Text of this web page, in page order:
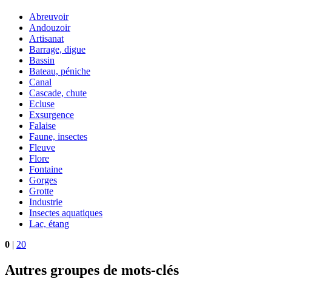
Abreuvoir
Andouzoir
Artisanat
Barrage, digue
Bassin
Bateau, péniche
Canal
Cascade, chute
Ecluse
Exsurgence
Falaise
Faune, insectes
Fleuve
Flore
Fontaine
Gorges
Grotte
Industrie
Insectes aquatiques
Lac, étang
0 | 20
Autres groupes de mots-clés